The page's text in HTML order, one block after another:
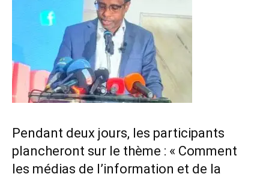
Pendant deux jours, les participants
plancheront sur le thème : « Comment
les médias de l’information et de la